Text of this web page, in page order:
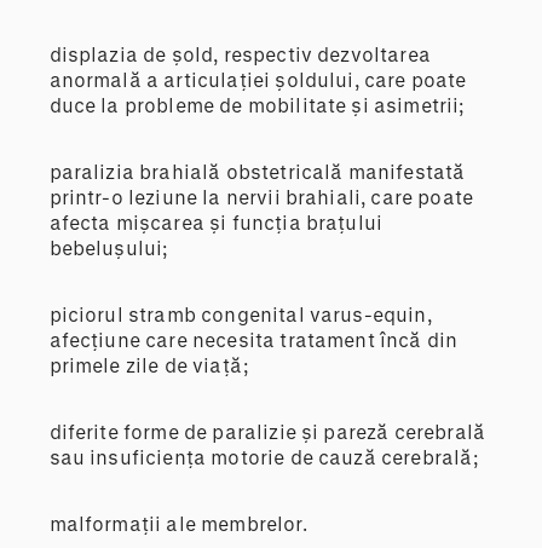
displazia de șold, respectiv dezvoltarea
anormală a articulației șoldului, care poate
duce la probleme de mobilitate și asimetrii;
paralizia brahială obstetricală manifestată
printr-o leziune la nervii brahiali, care poate
afecta mișcarea și funcția brațului
bebelușului;
piciorul stramb congenital varus-equin,
afecțiune care necesita tratament încă din
primele zile de viață;
diferite forme de paralizie și pareză cerebrală
sau insuficiența motorie de cauză cerebrală;
malformații ale membrelor.